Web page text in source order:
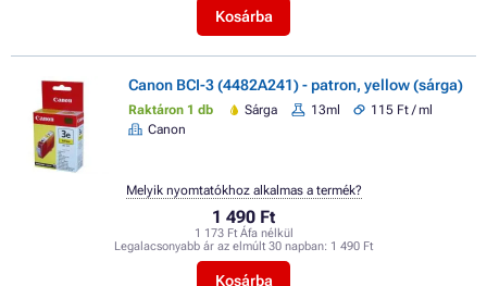
Kosárba
Canon BCI-3 (4482A241) - patron, yellow (sárga)
Raktáron 1 db Sárga 13ml
115 Ft / ml
Canon
1 490 Ft
1 173 Ft Áfa nélkül
Legalacsonyabb ár az elmúlt 30 napban: 1 490 Ft
Kosárba
Melyik nyomtatókhoz alkalmas a termék?